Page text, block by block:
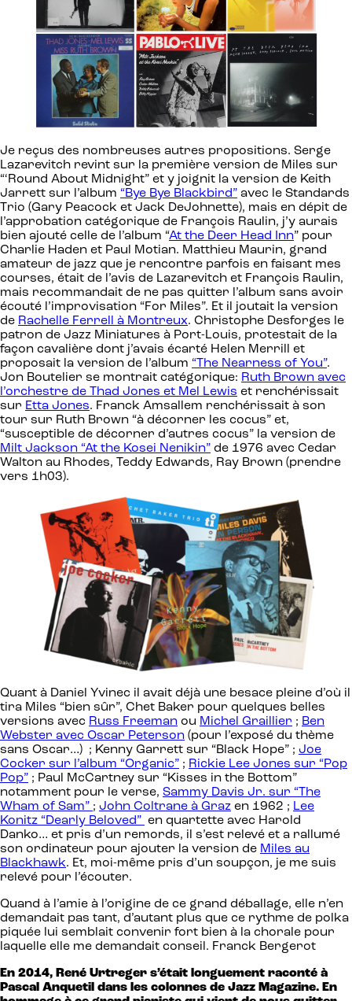
Je reçus des nombreuses autres propositions. Serge
Lazarevitch revint sur la première version de Miles sur
“‘Round About Midnight” et y joignit la version de Keith
Jarrett sur l’album “Bye Bye Blackbird” avec le Standards
Trio (Gary Peacock et Jack DeJohnette), mais en dépit de
l’approbation catégorique de François Raulin, j’y aurais
bien ajouté celle de l’album “At the Deer Head Inn” pour
Charlie Haden et Paul Motian. Matthieu Maurin, grand
amateur de jazz que je rencontre parfois en faisant mes
courses, était de l’avis de Lazarevitch et François Raulin,
mais recommandait de ne pas quitter l’album sans avoir
écouté l’improvisation “For Miles”. Et il joutait la version
de Rachelle Ferrell à Montreux. Christophe Desforges le
patron de Jazz Miniatures à Port-Louis, protestait de la
façon cavalière dont j’avais écarté Helen Merrill et
proposait la version de l’album “The Nearness of You”.
Jon Boutelier se montrait catégorique: Ruth Brown avec
l’orchestre de Thad Jones et Mel Lewis et renchérissait
sur Etta Jones. Franck Amsallem renchérissait à son
tour sur Ruth Brown “à décorner les cocus” et,
“susceptible de décorner d’autres cocus” la version de
Milt Jackson “At the Kosei Nenikin” de 1976 avec Cedar
Walton au Rhodes, Teddy Edwards, Ray Brown (prendre
vers 1h03).
Quant à Daniel Yvinec il avait déjà une besace pleine d’où il
tira Miles “bien sûr”, Chet Baker pour quelques belles
versions avec Russ Freeman ou Michel Graillier ; Ben
Webster avec Oscar Peterson (pour l’exposé du thème
sans Oscar…) ; Kenny Garrett sur “Black Hope” ; Joe
Cocker sur l’album “Organic” ; Rickie Lee Jones sur “Pop
Pop” ; Paul McCartney sur “Kisses in the Bottom”
notamment pour le verse, Sammy Davis Jr. sur “The
Wham of Sam” ; John Coltrane à Graz en 1962 ; Lee
Konitz “Dearly Beloved” en quartette avec Harold
Danko… et pris d’un remords, il s’est relevé et a rallumé
son ordinateur pour ajouter la version de Miles au
Blackhawk. Et, moi-même pris d’un soupçon, je me suis
relevé pour l’écouter.
Quand à l’amie à l’origine de ce grand déballage, elle n’en
demandait pas tant, d’autant plus que ce rythme de polka
piquée lui semblait convenir fort bien à la chorale pour
laquelle elle me demandait conseil. Franck Bergerot
En 2014, René Urtreger s’était longuement raconté à
Pascal Anquetil dans les colonnes de Jazz Magazine. En